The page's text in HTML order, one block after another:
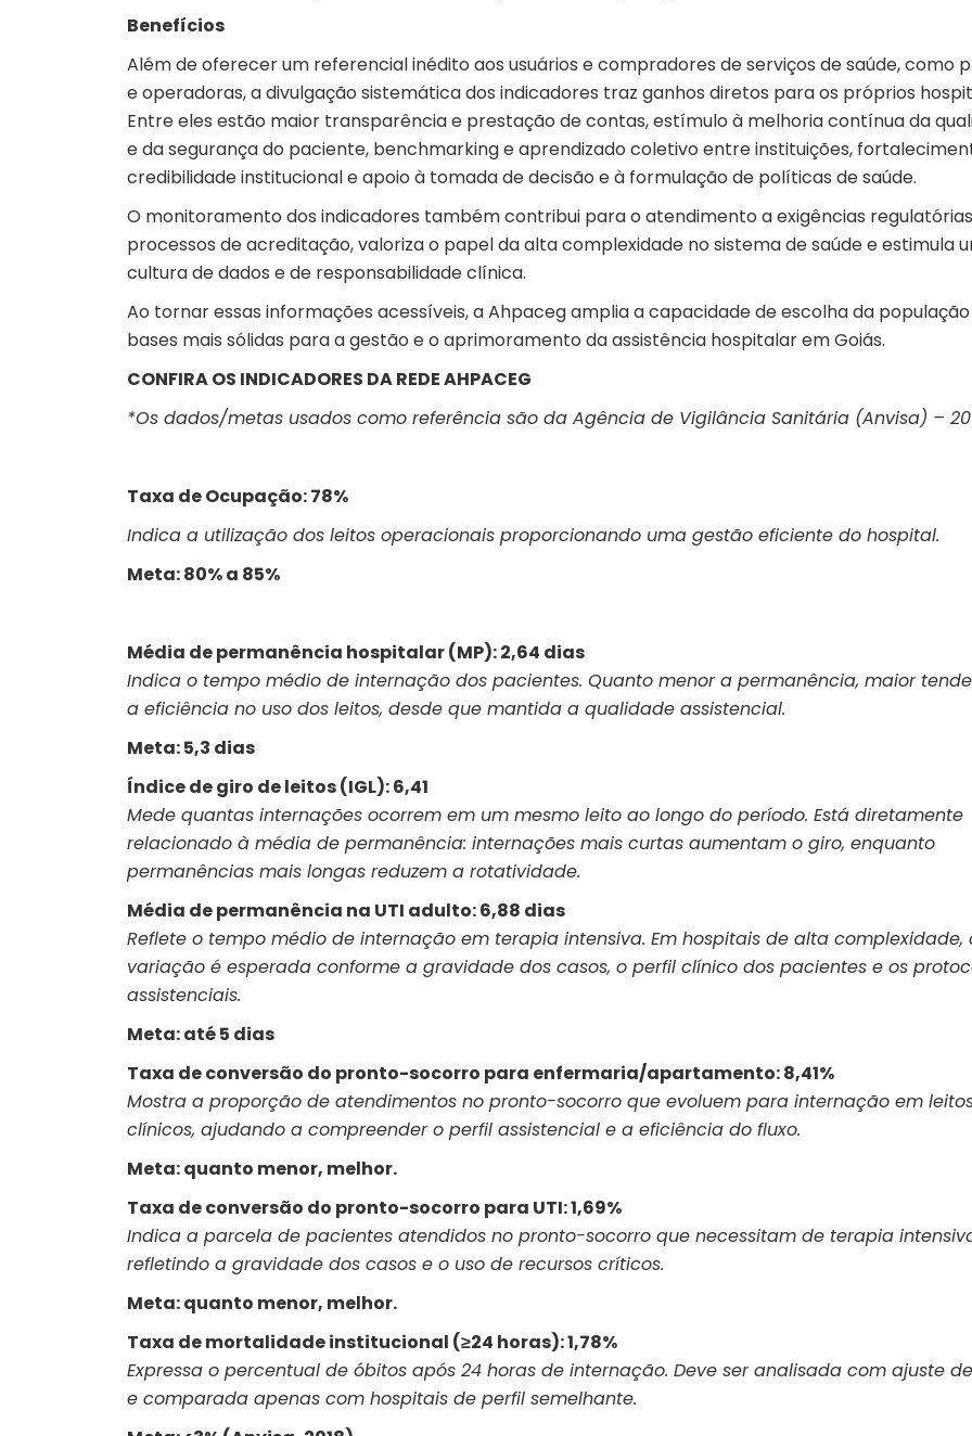
Benefícios
Além de oferecer um referencial inédito aos usuários e compradores de serviços de saúde, como
e operadoras, a divulgação sistemática dos indicadores traz ganhos diretos para os próprios
Entre eles estão maior transparência e prestação de contas, estímulo à melhoria contínua da
e da segurança do paciente, benchmarking e aprendizado coletivo entre instituições,
credibilidade institucional e apoio à tomada de decisão e à formulação de políticas de saúde.
O monitoramento dos indicadores também contribui para o atendimento a exigências
processos de acreditação, valoriza o papel da alta complexidade no sistema de saúde e estimula
cultura de dados e de responsabilidade clínica.
Ao tornar essas informações acessíveis, a Ahpaceg amplia a capacidade de escolha da
bases mais sólidas para a gestão e o aprimoramento da assistência hospitalar em Goiás.
CONFIRA OS INDICADORES DA REDE AHPACEG
*Os dados/metas usados como referência são da Agência de Vigilância Sanitária (Anvisa) –
Taxa de Ocupação: 78%
Indica a utilização dos leitos operacionais proporcionando uma gestão eficiente do hospital.
Meta: 80% a 85%
Média de permanência hospitalar (MP): 2,64 dias
Indica o tempo médio de internação dos pacientes. Quanto menor a permanência, maior
a eficiência no uso dos leitos, desde que mantida a qualidade assistencial.
Meta: 5,3 dias
Índice de giro de leitos (IGL): 6,41
Mede quantas internações ocorrem em um mesmo leito ao longo do período. Está diretamente
relacionado à média de permanência: internações mais curtas aumentam o giro, enquanto
permanências mais longas reduzem a rotatividade.
Média de permanência na UTI adulto: 6,88 dias
Reflete o tempo médio de internação em terapia intensiva. Em hospitais de alta complexidade,
variação é esperada conforme a gravidade dos casos, o perfil clínico dos pacientes e os
assistenciais.
Meta: até 5 dias
Taxa de conversão do pronto-socorro para enfermaria/apartamento: 8,41%
Mostra a proporção de atendimentos no pronto-socorro que evoluem para internação em
clínicos, ajudando a compreender o perfil assistencial e a eficiência do fluxo.
Meta: quanto menor, melhor.
Taxa de conversão do pronto-socorro para UTI: 1,69%
Indica a parcela de pacientes atendidos no pronto-socorro que necessitam de terapia
refletindo a gravidade dos casos e o uso de recursos críticos.
Meta: quanto menor, melhor.
Taxa de mortalidade institucional (≥24 horas): 1,78%
Expressa o percentual de óbitos após 24 horas de internação. Deve ser analisada com ajuste
e comparada apenas com hospitais de perfil semelhante.